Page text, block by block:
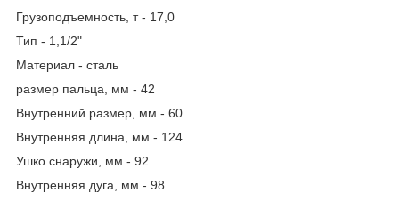
Грузоподъемность, т - 17,0
Тип - 1,1/2"
Материал - сталь
размер пальца, мм - 42
Внутренний размер, мм - 60
Внутренняя длина, мм - 124
Ушко снаружи, мм - 92
Внутренняя дуга, мм - 98